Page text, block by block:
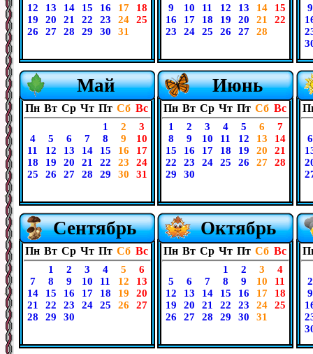
12
13 14 15 16 17
18
19
20 21 22 23 24
25
26
27 28 29 30 31
9
10 11 12 13 14
15
16
17 18 19 20 21
22
23
24 25 26 27 28
9
Май
Пн Вт Ср Чт Пт Сб Вс
1 2
3
4
5 6 7 8 9
10
11
12 13 14 15 16
17
18
19 20 21 22 23
24
25
26 27 28 29 30 31
Июнь
Пн Вт Ср Чт Пт Сб Вс
1 2 3 4 5 6
7
8
9 10 11 12 13
14
15
16 17 18 19 20
21
22
23 24 25 26 27
28
29
30
6
Сентябрь
Пн Вт Ср Чт Пт Сб Вс
1 2 3 4 5
6
7
8 9 10 11 12
13
14
15 16 17 18 19
20
21
22 23 24 25 26
27
28
29 30
Октябрь
Пн Вт Ср Чт Пт Сб Вс
1 2 3
4
5
6 7 8 9 10
11
12
13 14 15 16 17
18
19
20 21 22 23 24
25
26
27 28 29 30 31
2
9